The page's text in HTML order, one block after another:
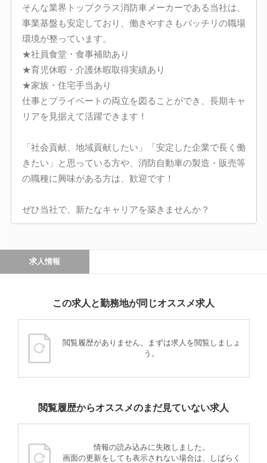
そんな業界トップクラス消防車メーカーである当社は、
事業基盤も安定しており、働きやすさもバッチリの職場
環境が整っています。
★社員食堂・食事補助あり
★育児休暇・介護休暇取得実績あり
★家族・住宅手当あり
仕事とプライベートの両立を図ることができ、長期キャ
リアを見据えて活躍できます！
「社会貢献、地域貢献したい」「安定した企業で長く働
きたい」と思っている方や、消防自動車の製造・販売等
の職種に興味がある方は、歓迎です！
ぜひ当社で、新たなキャリアを築きませんか？
求人情報
この求人と勤務地が同じオススメ求人
閲覧履歴がありません。まずは求人を閲覧しましょ
う。
閲覧履歴からオススメのまだ見ていない求人
情報の読み込みに失敗しました。
画面の更新をしても表示されない場合は、しばらく